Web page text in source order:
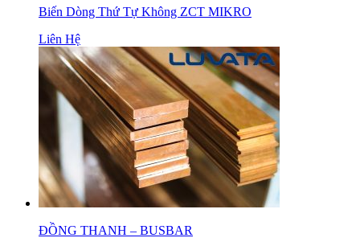
Biến Dòng Thứ Tự Không ZCT MIKRO
Liên Hệ
ĐỒNG THANH – BUSBAR